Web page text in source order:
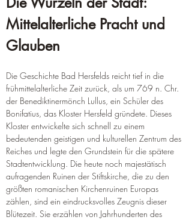
Mittelalterliche Pracht und
Glauben
Die Geschichte Bad Hersfelds reicht tief in die
frühmittelalterliche Zeit zurück, als um 769 n. Chr.
der Benediktinermönch Lullus, ein Schüler des
Bonifatius, das Kloster Hersfeld gründete. Dieses
Kloster entwickelte sich schnell zu einem
bedeutenden geistigen und kulturellen Zentrum des
Reiches und legte den Grundstein für die spätere
Stadtentwicklung. Die heute noch majestätisch
aufragenden Ruinen der Stiftskirche, die zu den
größten romanischen Kirchenruinen Europas
zählen, sind ein eindrucksvolles Zeugnis dieser
Blütezeit. Sie erzählen von Jahrhunderten des